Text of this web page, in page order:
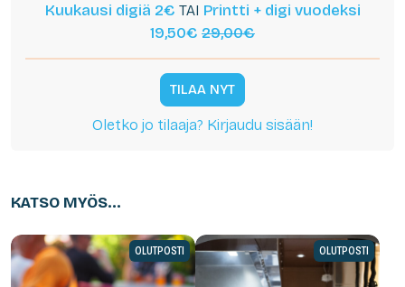
Kuukausi digiä 2€ TAI Printti + digi vuodeksi
19,50€ 29,00€
TILAA NYT
Oletko jo tilaaja? Kirjaudu sisään!
KATSO MYÖS...
OLUTPOSTI OLUTPOSTI